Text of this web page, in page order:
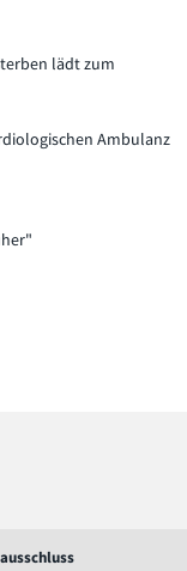
lädt zum
Ambulanz